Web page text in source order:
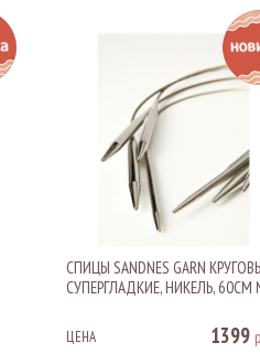
СПИЦЫ SANDNES GARN
СУПЕРГЛАДКИЕ, НИКЕЛЬ, 60СМ
ЦЕНА 1399